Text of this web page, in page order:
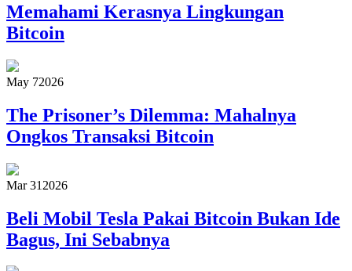
Memahami Kerasnya Lingkungan
Bitcoin
May 72026
The Prisoner’s Dilemma: Mahalnya
Ongkos Transaksi Bitcoin
Mar 31 2026
Beli Mobil Tesla Pakai Bitcoin Bukan Ide
Bagus, Ini Sebabnya